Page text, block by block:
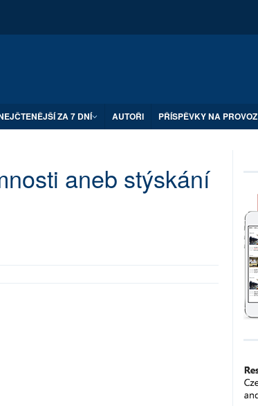
ZA 7 DNÍ AUTOŘI PŘÍSPĚVKY NA PROVOZ
aneb stýskání